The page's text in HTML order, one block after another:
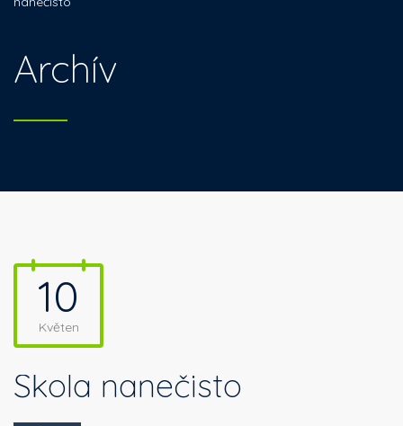
Archív
10
Květen
Škola nanečisto